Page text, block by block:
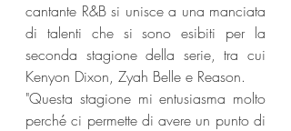
cantante R&B si unisce a una manciata
di talenti che si sono esibiti per la
seconda stagione della serie, tra cui
Kenyon Dixon, Zyah Belle e Reason.
"Questa stagione mi entusiasma molto
perché ci permette di avere un punto di